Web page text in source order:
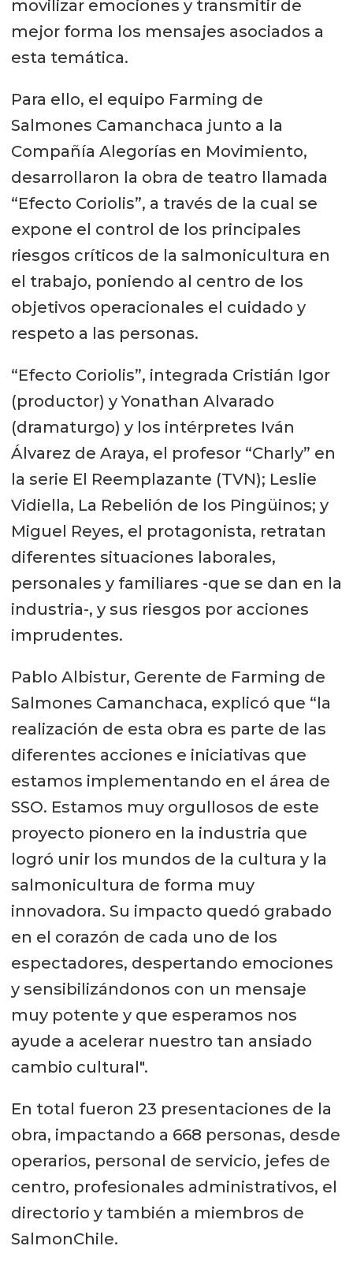
movilizar emociones y transmitir de
mejor forma los mensajes asociados a
esta temática.
Para ello, el equipo Farming de
Salmones Camanchaca junto a la
Compañía Alegorías en Movimiento,
desarrollaron la obra de teatro llamada
“Efecto Coriolis”, a través de la cual se
expone el control de los principales
riesgos críticos de la salmonicultura en
el trabajo, poniendo al centro de los
objetivos operacionales el cuidado y
respeto a las personas.
“Efecto Coriolis”, integrada Cristián Igor
(productor) y Yonathan Alvarado
(dramaturgo) y los intérpretes Iván
Álvarez de Araya, el profesor “Charly” en
la serie El Reemplazante (TVN); Leslie
Vidiella, La Rebelión de los Pingüinos; y
Miguel Reyes, el protagonista, retratan
diferentes situaciones laborales,
personales y familiares -que se dan en la
industria-, y sus riesgos por acciones
imprudentes.
Pablo Albistur, Gerente de Farming de
Salmones Camanchaca, explicó que “la
realización de esta obra es parte de las
diferentes acciones e iniciativas que
estamos implementando en el área de
SSO. Estamos muy orgullosos de este
proyecto pionero en la industria que
logró unir los mundos de la cultura y la
salmonicultura de forma muy
innovadora. Su impacto quedó grabado
en el corazón de cada uno de los
espectadores, despertando emociones
y sensibilizándonos con un mensaje
muy potente y que esperamos nos
ayude a acelerar nuestro tan ansiado
cambio cultural".
En total fueron 23 presentaciones de la
obra, impactando a 668 personas, desde
operarios, personal de servicio, jefes de
centro, profesionales administrativos, el
directorio y también a miembros de
SalmonChile.